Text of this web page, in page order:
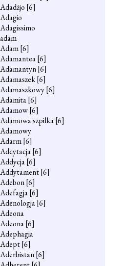
Adadżjo [6]
Adagio
Adagissimo
adam
Adam[6]
Adamantea[6]
Adamantyn[6]
Adamaszek[6]
Adamaszkowy[6]
Adamita[6]
Adamow[6]
Adamowa szpilka[6]
Adamowy
Adarm[6]
Adcytacja[6]
Addycja[6]
Addytament[6]
Adebon[6]
Adefagja[6]
Adenologja[6]
Adeona
Adeona[6]
Adephagia
Adept[6]
Aderbistan[6]